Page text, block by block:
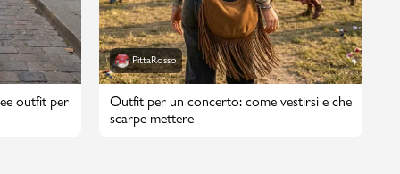
outfit per
PittaRosso
Outfit per un concerto: come vestirsi e che
scarpe mettere